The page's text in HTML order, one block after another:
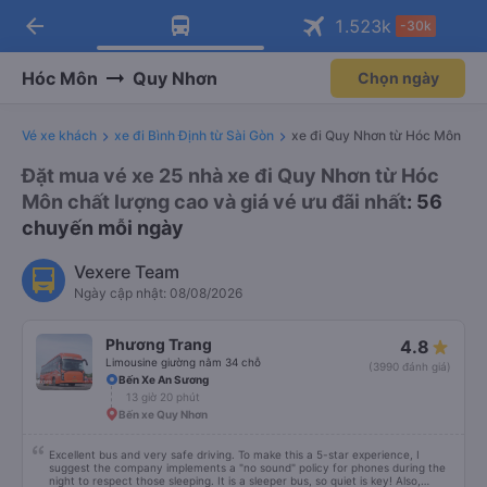
Tải app Vexere ngay!
Nhận ưu đãi thành viên độc
Mở app
Tải app Vexere
-30k/ghế khi đặt vé máy bay qua
Mở app
arrow_back 1.523k -30k
Hóc Môn Quy Nhơn Chọn ngày
Vé xe khách xe đi Bình Định từ Sài Gòn xe đi Quy Nhơn từ Hóc Môn
Đặt mua vé xe 25 nhà xe đi Quy Nhơn từ Hóc
Môn chất lượng cao và giá vé ưu đãi nhất: 56
chuyến mỗi ngày
Vexere Team
Ngày cập nhật: 08/08/2026
Phương Trang
Limousine giường nằm 34 chỗ
4.8
(3990 đánh giá)
Bến Xe An Sương
13 giờ 20 phút
Bến xe Quy Nhơn
Excellent bus and very safe driving. To make this a 5-star experience, I
suggest the company implements a "no sound" policy for phones during the
night to respect those sleeping. It is a sleeper bus, so quiet is key! Also,